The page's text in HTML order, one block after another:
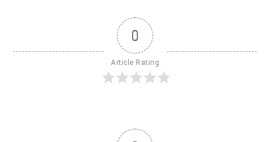
0
Article Rating